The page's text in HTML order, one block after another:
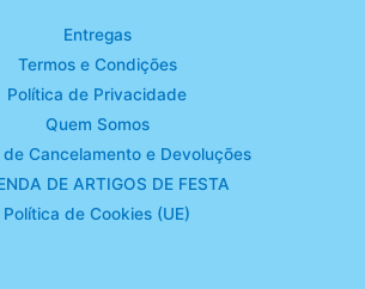
Entregas
Termos e Condições
Política de Privacidade
Quem Somos
de Cancelamento e Devoluções
DE ARTIGOS DE FESTA
Política de Cookies (UE)